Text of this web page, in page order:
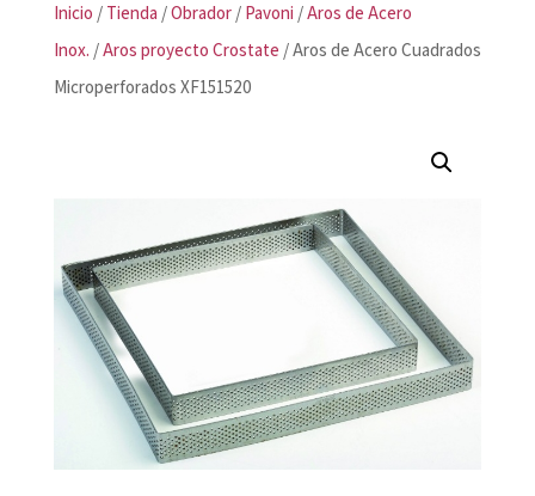
Inicio / Tienda /Obrador/ Pavoni /Aros de Acero
Inox. /Aros proyecto Crostate / Aros de Acero Cuadrados
Microperforados XF151520